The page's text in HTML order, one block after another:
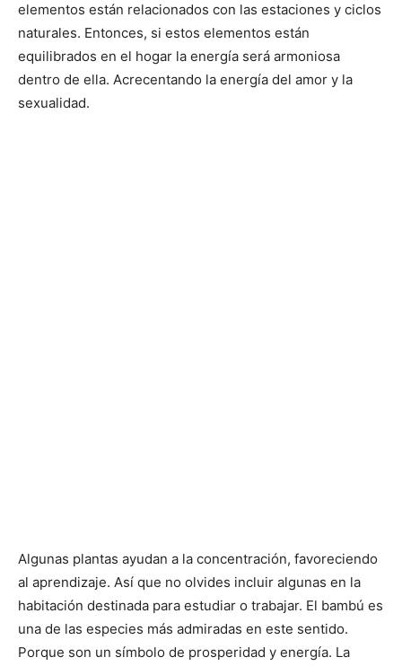
elementos están relacionados con las estaciones y ciclos
naturales. Entonces, si estos elementos están
equilibrados en el hogar la energía será armoniosa
dentro de ella. Acrecentando la energía del amor y la
sexualidad.
Algunas plantas ayudan a la concentración, favoreciendo
al aprendizaje. Así que no olvides incluir algunas en la
habitación destinada para estudiar o trabajar. El bambú es
una de las especies más admiradas en este sentido.
Porque son un símbolo de prosperidad y energía. La